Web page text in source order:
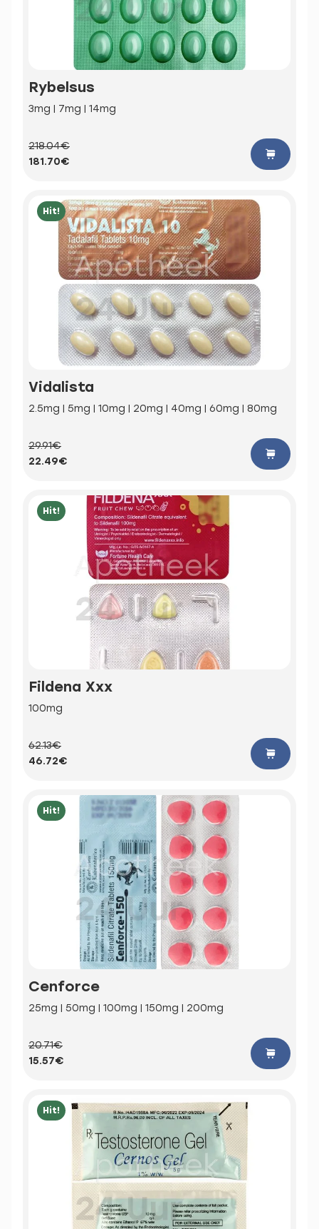
Rybelsus
3mg | 7mg | 14mg
218.04€
181.70€
Hit!
Vidalista
2.5mg | 5mg | 10mg | 20mg | 40mg | 60mg | 80mg
29.91€
22.49€
Hit!
Fildena Xxx
100mg
62.13€
46.72€
Hit!
Cenforce
25mg | 50mg | 100mg | 150mg | 200mg
20.71€
15.57€
Hit!